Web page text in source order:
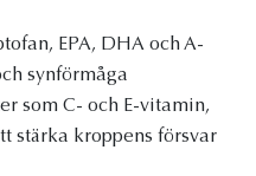
EPA, DHA och A-
synförmåga
som C- och E-vitamin,
stärka kroppens försvar